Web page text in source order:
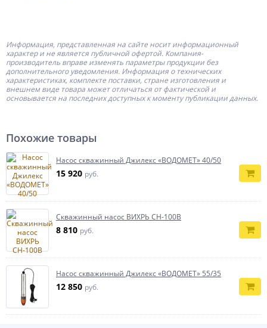
Информация, представленная на сайте носит информационный
характер и не является публичной офертой. Компания-
производитель вправе изменять параметры продукции без
дополнительного уведомления. Информация о технических
характеристиках, комплекте поставки, стране изготовления и
внешнем виде товара может отличаться от фактической и
основывается на последних доступных к моменту публикации данных.
Похожие товары
Насос скважинный Джилекс «ВОДОМЕТ» 40/50
15 920 руб.
Скважинный насос ВИХРЬ СН-100В
8 810 руб.
Насос скважинный Джилекс «ВОДОМЕТ» 55/35
12 850 руб.